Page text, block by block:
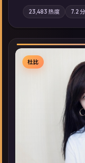
境小镇的平静被一
质；站内亦可通过「
同类型高分佳作，
23,483 热度 7.2 分
杜比